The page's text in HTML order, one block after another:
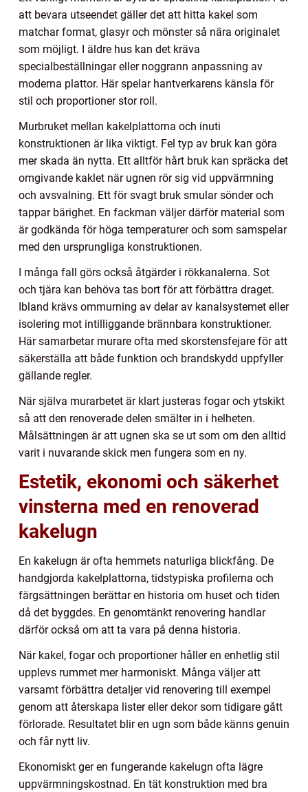
att bevara utseendet gäller det att hitta kakel som
matchar format, glasyr och mönster så nära originalet
som möjligt. I äldre hus kan det kräva
specialbeställningar eller noggrann anpassning av
moderna plattor. Här spelar hantverkarens känsla för
stil och proportioner stor roll.
Murbruket mellan kakelplattorna och inuti
konstruktionen är lika viktigt. Fel typ av bruk kan göra
mer skada än nytta. Ett alltför hårt bruk kan spräcka det
omgivande kaklet när ugnen rör sig vid uppvärmning
och avsvalning. Ett för svagt bruk smular sönder och
tappar bärighet. En fackman väljer därför material som
är godkända för höga temperaturer och som samspelar
med den ursprungliga konstruktionen.
I många fall görs också åtgärder i rökkanalerna. Sot
och tjära kan behöva tas bort för att förbättra draget.
Ibland krävs ommurning av delar av kanalsystemet eller
isolering mot intilliggande brännbara konstruktioner.
Här samarbetar murare ofta med skorstensfejare för att
säkerställa att både funktion och brandskydd uppfyller
gällande regler.
När själva murarbetet är klart justeras fogar och ytskikt
så att den renoverade delen smälter in i helheten.
Målsättningen är att ugnen ska se ut som om den alltid
varit i nuvarande skick men fungera som en ny.
Estetik, ekonomi och säkerhet
vinsterna med en renoverad
kakelugn
En kakelugn är ofta hemmets naturliga blickfång. De
handgjorda kakelplattorna, tidstypiska profilerna och
färgsättningen berättar en historia om huset och tiden
då det byggdes. En genomtänkt renovering handlar
därför också om att ta vara på denna historia.
När kakel, fogar och proportioner håller en enhetlig stil
upplevs rummet mer harmoniskt. Många väljer att
varsamt förbättra detaljer vid renovering till exempel
genom att återskapa lister eller dekor som tidigare gått
förlorade. Resultatet blir en ugn som både känns genuin
och får nytt liv.
Ekonomiskt ger en fungerande kakelugn ofta lägre
uppvärmningskostnad. En tät konstruktion med bra